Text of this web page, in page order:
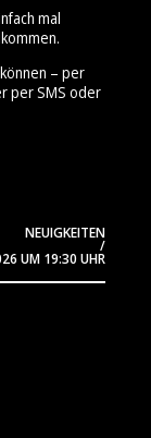
mal
– per
per SMS oder
NEUIGKEITEN
/
UM 19:30 UHR